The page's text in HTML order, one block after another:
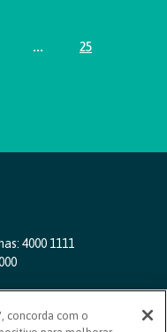
...PáginasPágina
25
4000 1111
concorda com o